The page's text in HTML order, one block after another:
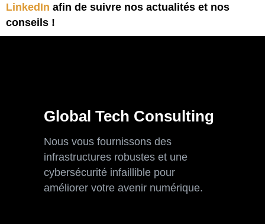
LinkedIn afin de suivre nos actualités et nos
conseils !
Global Tech Consulting
Nous vous fournissons des
infrastructures robustes et une
cybersécurité infaillible pour
améliorer votre avenir numérique.